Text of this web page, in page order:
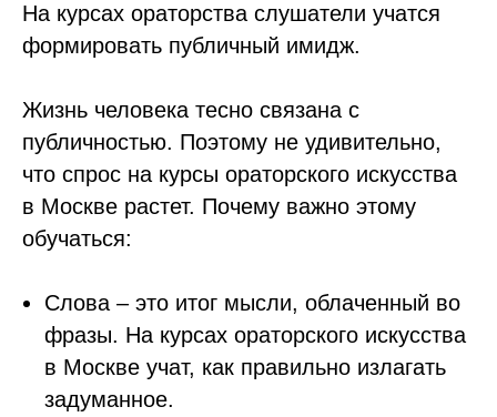
На курсах ораторства слушатели учатся
формировать публичный имидж.
Жизнь человека тесно связана с
публичностью. Поэтому не удивительно,
что спрос на курсы ораторского искусства
в Москве растет. Почему важно этому
обучаться:
Слова – это итог мысли, облаченный во
фразы. На курсах ораторского искусства
в Москве учат, как правильно излагать
задуманное.